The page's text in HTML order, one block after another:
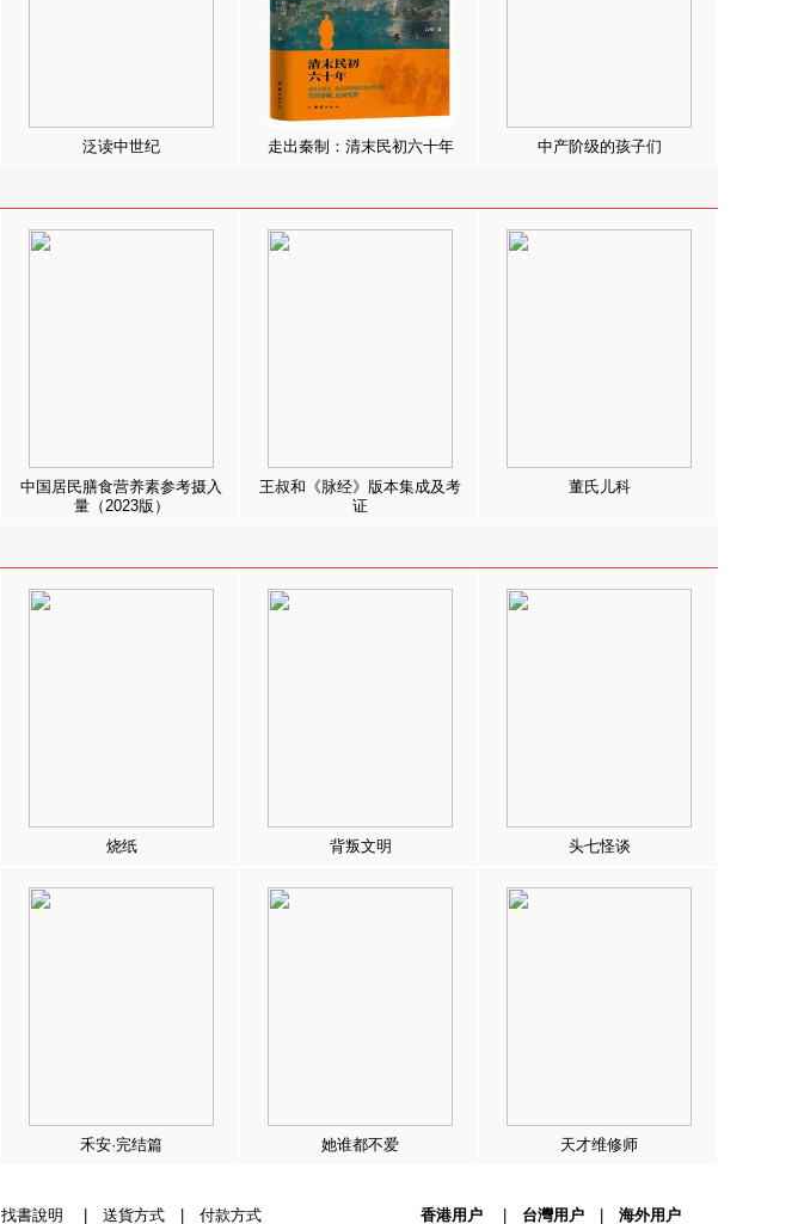
泛读中世纪 走出秦制：清末民初六十年 中产阶级的孩子们
中国居民膳食营养素参考摄入
量（2023版）
王叔和《脉经》版本集成及考
证
董氏儿科
烧纸 背叛文明 头七怪谈
禾安·完结篇 她谁都不爱 天才维修师
找書說明 送貨方式| 付款方式 香港用户| 台灣用户| 海外用户